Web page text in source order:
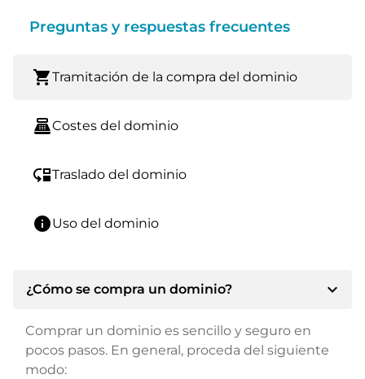
Preguntas y respuestas frecuentes
shopping_cartTramitación de la compra del dominio
point_of_saleCostes del dominio
move_downTraslado del dominio
infoUso del dominio
¿Cómo se compra un dominio? expand_more
Comprar un dominio es sencillo y seguro en
pocos pasos. En general, proceda del siguiente
modo: